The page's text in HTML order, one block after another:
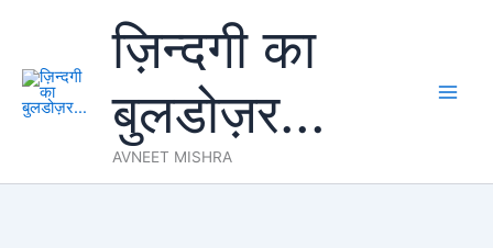
content
ज़िन्दगी का
बुलडोज़र...
AVNEET MISHRA